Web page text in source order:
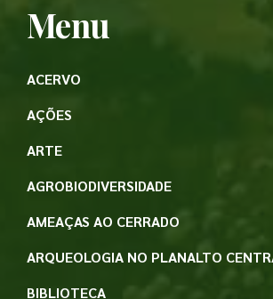
Menu
ACERVO
AÇÕES
ARTE
AGROBIODIVERSIDADE
AMEAÇAS AO CERRADO
ARQUEOLOGIA NO PLANALTO
BIBLIOTECA